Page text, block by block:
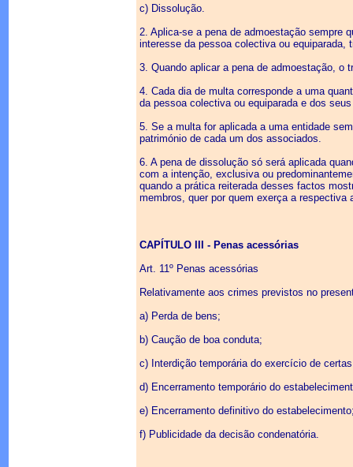
c) Dissolução.
2. Aplica-se a pena de admoestação sempre
interesse da pessoa colectiva ou equiparada,
3. Quando aplicar a pena de admoestação, o
4. Cada dia de multa corresponde a uma
da pessoa colectiva ou equiparada e dos
5. Se a multa for aplicada a uma entidade
património de cada um dos associados.
6. A pena de dissolução só será aplicada
com a intenção, exclusiva ou
quando a prática reiterada desses factos
membros, quer por quem exerça a respectiva
CAPÍTULO III - Penas acessórias
Art. 11º Penas acessórias
Relativamente aos crimes previstos no
a) Perda de bens;
b) Caução de boa conduta;
c) Interdição temporária do exercício de
d) Encerramento temporário do
e) Encerramento definitivo do
f) Publicidade da decisão condenatória.